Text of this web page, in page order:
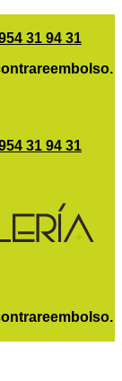
31 94 31
31 94 31